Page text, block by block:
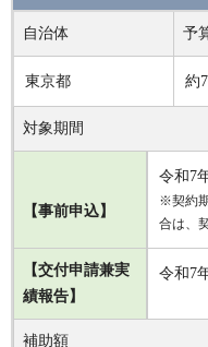
自治体 予
東京都 約
対象期間
【事前申込】
令和7
※契約
合は、
【交付申請兼実
績報告】
令和7
補助額